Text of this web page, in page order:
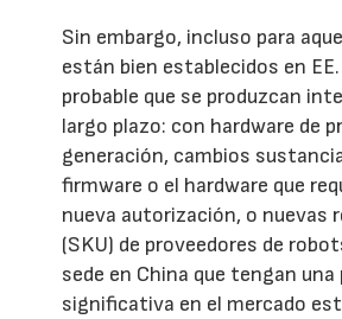
Sin embargo, incluso para
están bien establecidos en EE.
probable que se produzcan
largo plazo: con hardware de
generación, cambios
firmware o el hardware que
nueva autorización, o nuevas
(SKU) de proveedores de
sede en China que tengan una
significativa en el mercado